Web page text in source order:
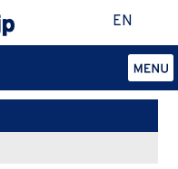
EN